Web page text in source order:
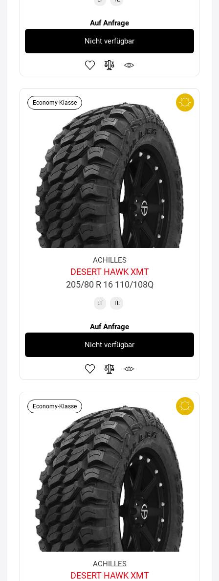
Auf Anfrage
Nicht verfügbar
Economy-Klasse
ACHILLES
DESERT HAWK XMT
205/80 R 16 110/108Q
LT TL
Auf Anfrage
Nicht verfügbar
Economy-Klasse
ACHILLES
DESERT HAWK XMT